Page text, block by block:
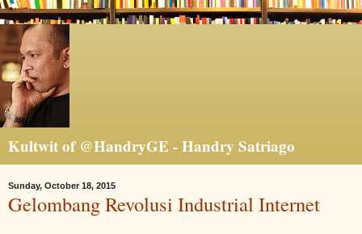
Kultwit of @HandryGE - Handry Satriago
Sunday, October 18, 2015
Gelombang Revolusi Industrial Internet